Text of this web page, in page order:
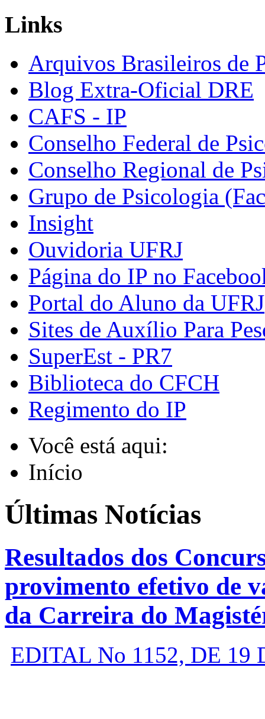
Links
Arquivos Brasileiros de
Blog Extra-Oficial DRE
CAFS - IP
Conselho Federal de
Conselho Regional de
Grupo de Psicologia
Insight
Ouvidoria UFRJ
Página do IP no
Portal do Aluno da UFRJ
Sites de Auxílio Para
SuperEst - PR7
Biblioteca do CFCH
Regimento do IP
Você está aqui:
Início
Últimas Notícias
Resultados dos
provimento efetivo de
da Carreira do
EDITAL No 1152, DE 19